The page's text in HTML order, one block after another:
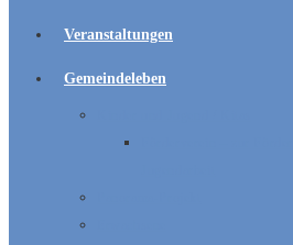
Veranstaltungen
Gemeindeleben